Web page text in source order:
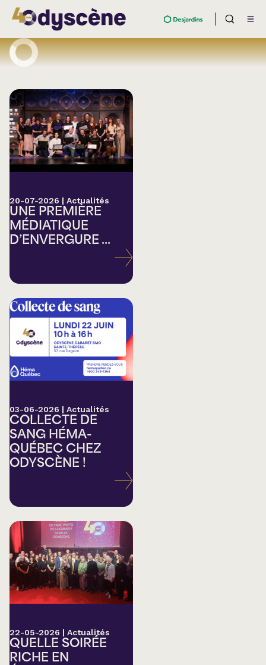
20-07-2026 | Actualités
UNE PREMIÈRE
MÉDIATIQUE
D’ENVERGURE ...
03-06-2026 | Actualités
COLLECTE DE
SANG HÉMA-
QUÉBEC CHEZ
ODYSCÈNE !
22-05-2026 | Actualités
QUELLE SOIRÉE
RICHE EN